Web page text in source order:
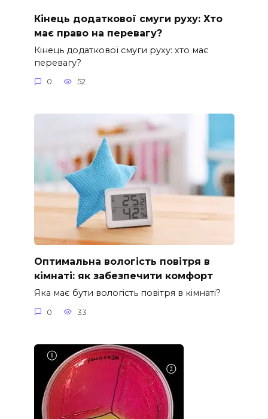
Кінець додаткової смуги руху: Хто
має право на перевагу?
Кінець додаткової смуги руху: хто має
перевагу?
0 52
Оптимальна вологість повітря в
кімнаті: як забезпечити комфорт
Яка має бути вологість повітря в кімнаті?
0 33